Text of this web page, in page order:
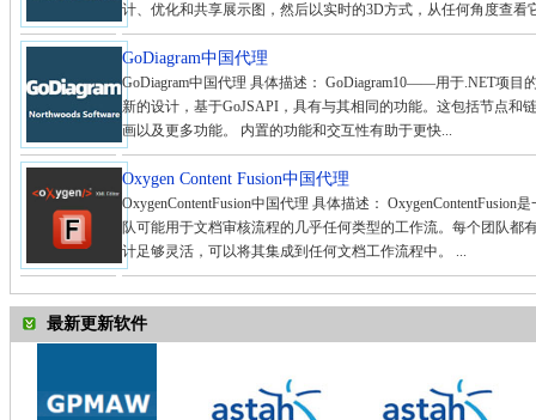
计、优化和共享展示图，然后以实时的3D方式，从任何角度查看
GoDiagram中国代理
GoDiagram中国代理 具体描述： GoDiagram10——用于.NET项目
新的设计，基于GoJSAPI，具有与其相同的功能。这包括节点和
画以及更多功能。 内置的功能和交互性有助于更快...
Oxygen Content Fusion中国代理
OxygenContentFusion中国代理 具体描述：
队可能用于文档审核流程的几乎任何类型的工作流。每个团队都
计足够灵活，可以将其集成到任何文档工作流程中。 ...
最新更新软件